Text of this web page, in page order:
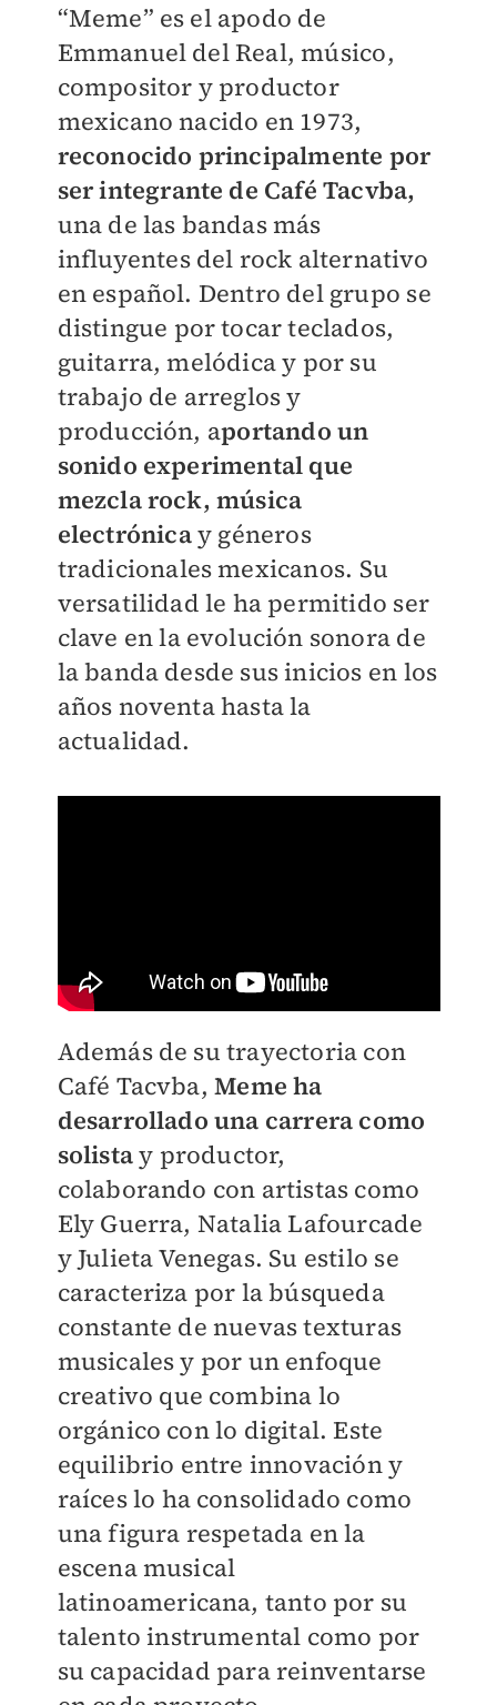
“Meme” es el apodo de
Emmanuel del Real, músico,
compositor y productor
mexicano nacido en 1973,
reconocido principalmente por
ser integrante de Café Tacvba,
una de las bandas más
influyentes del rock alternativo
en español. Dentro del grupo se
distingue por tocar teclados,
guitarra, melódica y por su
trabajo de arreglos y
producción, aportando un
sonido experimental que
mezcla rock, música
electrónicay géneros
tradicionales mexicanos. Su
versatilidad le ha permitido ser
clave en la evolución sonora de
la banda desde sus inicios en los
años noventa hasta la
actualidad.
Además de su trayectoria con
Café Tacvba,Meme ha
desarrollado una carrera como
solistay productor,
colaborando con artistas como
Ely Guerra, Natalia Lafourcade
y Julieta Venegas. Su estilo se
caracteriza por la búsqueda
constante de nuevas texturas
musicales y por un enfoque
creativo que combina lo
orgánico con lo digital. Este
equilibrio entre innovación y
raíces lo ha consolidado como
una figura respetada en la
escena musical
latinoamericana, tanto por su
talento instrumental como por
su capacidad para reinventarse